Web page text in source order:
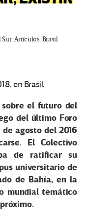
Sur,Artículos,Brasil
en Brasil
el futuro del
del último Foro
agosto del 2016
El Colectivo
de ratificar su
universitario de
de Bahía, en la
mundial temático